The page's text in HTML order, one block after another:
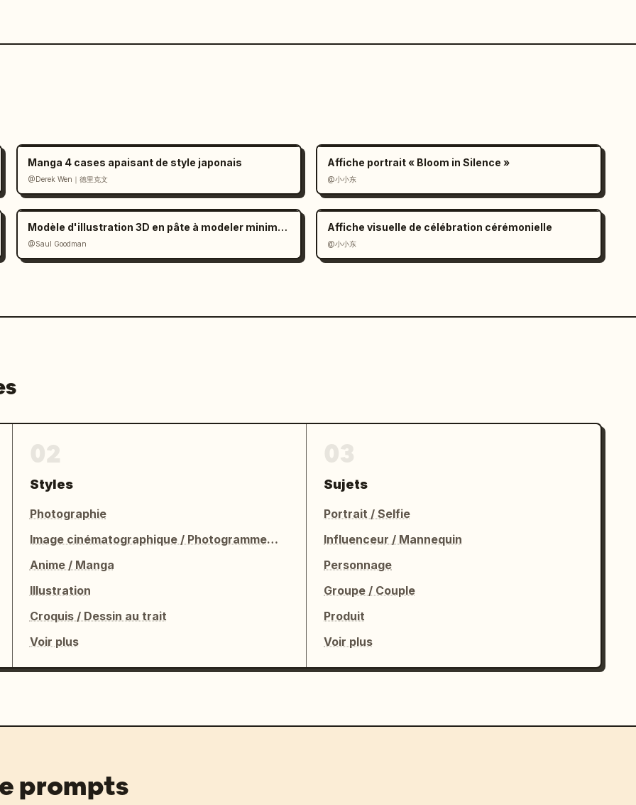
pour le titre et des polices
Manga 4 cases apaisant de style japonais
@Derek Wen｜德里克文
Affiche portrait « Bloom in Silence »
@小小东
Modèle d'illustration 3D en pâte à modeler minimaliste
@Saul Goodman
Affiche visuelle de célébration cérémonielle
@小小东
Styles
Photographie
Image cinématographique / Photogramme de film
Anime / Manga
Illustration
Croquis / Dessin au trait
Voir plus
Sujets
Portrait / Selfie
Influenceur / Mannequin
Personnage
Groupe / Couple
Produit
Voir plus
prompts